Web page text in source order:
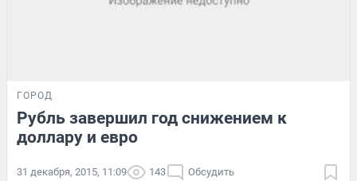
ГОРОД
Рубль завершил год снижением к
доллару и евро
31 декабря, 2015, 11:09 143 Обсудить